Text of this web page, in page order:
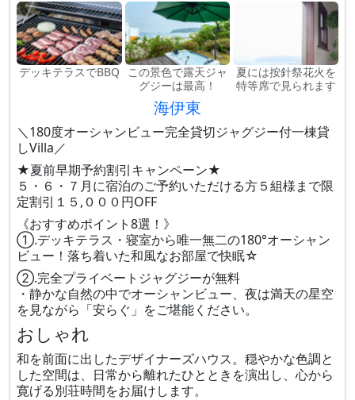
デッキテラスでBBQ
この景色で露天ジャ
グジーは最高！
夏には按針祭花火を
特等席で見られます
海伊東
＼180度オーシャンビュー完全貸切ジャグジー付一棟貸
しVilla／
★夏前早期予約割引キャンペーン★
５・６・７月に宿泊のご予約いただける方５組様まで限
定割引１５,０００円OFF
《おすすめポイント8選！》
①.デッキテラス・寝室から唯一無二の180°オーシャン
ビュー！落ち着いた和風なお部屋で快眠☆
②.完全プライベートジャグジーが無料
・静かな自然の中でオーシャンビュー、夜は満天の星空
を見ながら「安らぐ」をご堪能ください。
おしゃれ
和を前面に出したデザイナーズハウス。穏やかな色調と
した空間は、日常から離れたひとときを演出し、心から
寛げる別荘時間をお届けします。